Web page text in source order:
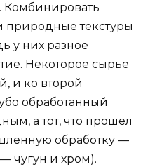
Комбинировать
природные текстуры
у них разное
Некоторое сырье
и ко второй
обработанный
а тот, что прошел
обработку —
чугун и хром).